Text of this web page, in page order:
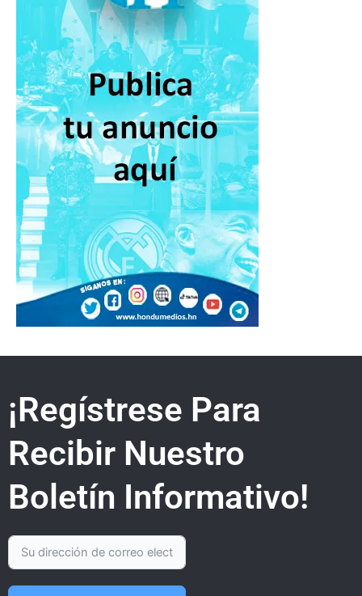
¡Regístrese Para
Recibir Nuestro
Boletín Informativo!